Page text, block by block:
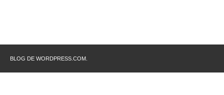
BLOG DE WORDPRESS.COM.